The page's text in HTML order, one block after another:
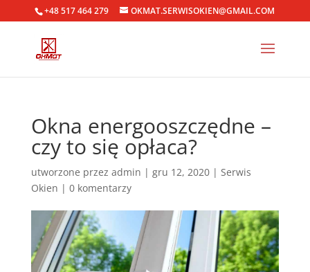
+48 517 464 279 OKMAT.SERWISOKIEN@GMAIL.COM
Okna energooszczędne –
czy to się opłaca?
utworzone przez admin | gru 12, 2020| Serwis
Okien | 0 komentarzy